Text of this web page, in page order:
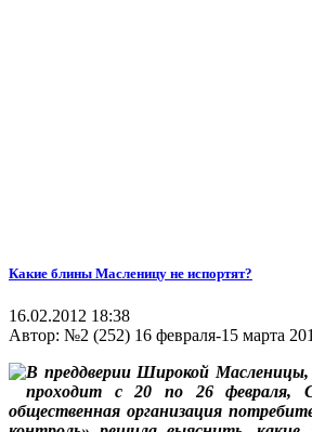
Какие блины Масленицу не испортят?
16.02.2012 18:38
Автор: №2 (252) 16 февраля-15 марта
В преддверии Широкой Масленицы,
проходит с 20 по 26 февраля,
общественная организация